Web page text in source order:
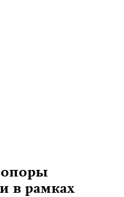
опоры
в рамках